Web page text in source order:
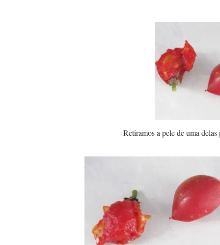
Retiramos a pele de uma